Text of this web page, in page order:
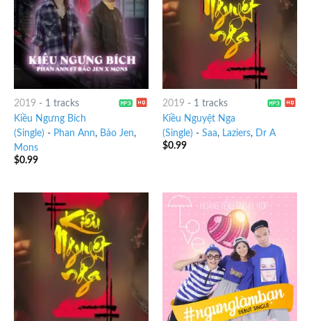
2019 - 1 tracks
Kiều Ngưng Bích
(Single) - Phan Ann, Bảo Jen,
Mons
$0.99
2019 - 1 tracks
Kiều Nguyệt Nga
(Single) - Saa, Laziers, Dr A
$0.99